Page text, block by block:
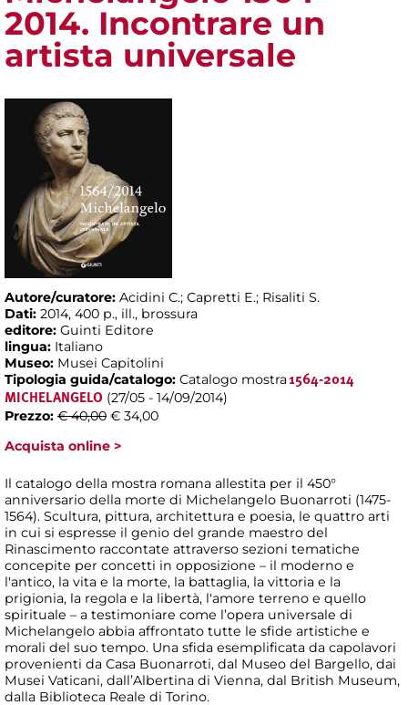
2014. Incontrare un
artista universale
Autore/curatore: Acidini C.; Capretti E.; Risaliti S.
Dati: 2014, 400 p., ill., brossura
editore: Guinti Editore
lingua: Italiano
Museo: Musei Capitolini
Tipologia guida/catalogo: Catalogo mostra1564-2014
MICHELANGELO (27/05 - 14/09/2014)
Prezzo: € 40,00 € 34,00
Acquista online >
Il catalogo della mostra romana allestita per il 450°
anniversario della morte di Michelangelo Buonarroti (1475-
1564). Scultura, pittura, architettura e poesia, le quattro arti
in cui si espresse il genio del grande maestro del
Rinascimento raccontate attraverso sezioni tematiche
concepite per concetti in opposizione – il moderno e
l'antico, la vita e la morte, la battaglia, la vittoria e la
prigionia, la regola e la libertà, l'amore terreno e quello
spirituale – a testimoniare come l’opera universale di
Michelangelo abbia affrontato tutte le sfide artistiche e
morali del suo tempo. Una sfida esemplificata da capolavori
provenienti da Casa Buonarroti, dal Museo del Bargello, dai
Musei Vaticani, dall’Albertina di Vienna, dal British Museum,
dalla Biblioteca Reale di Torino.